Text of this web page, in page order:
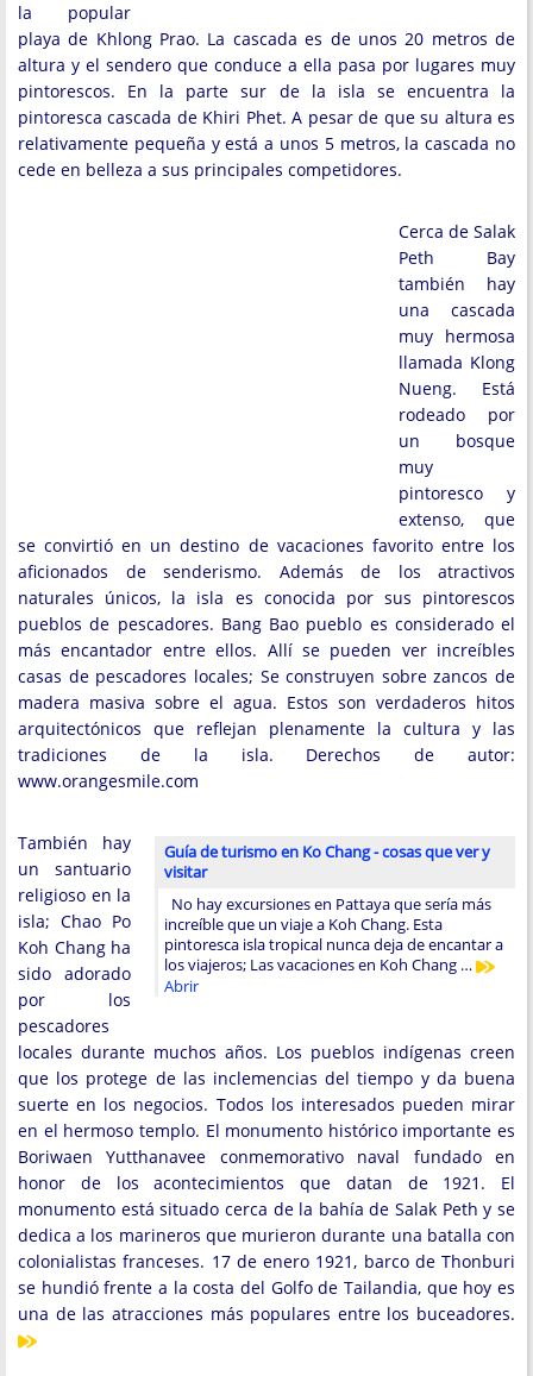
la popular
playa de Khlong Prao. La cascada es de unos 20 metros de
altura y el sendero que conduce a ella pasa por lugares muy
pintorescos. En la parte sur de la isla se encuentra la
pintoresca cascada de Khiri Phet. A pesar de que su altura es
relativamente pequeña y está a unos 5 metros, la cascada no
cede en belleza a sus principales competidores.
Cerca de Salak
Peth Bay
también hay
una cascada
muy hermosa
llamada Klong
Nueng. Está
rodeado por
un bosque
muy
pintoresco y
extenso, que
se convirtió en un destino de vacaciones favorito entre los
aficionados de senderismo. Además de los atractivos
naturales únicos, la isla es conocida por sus pintorescos
pueblos de pescadores. Bang Bao pueblo es considerado el
más encantador entre ellos. Allí se pueden ver increíbles
casas de pescadores locales; Se construyen sobre zancos de
madera masiva sobre el agua. Estos son verdaderos hitos
arquitectónicos que reflejan plenamente la cultura y las
tradiciones de la isla. Derechos de autor:
www.orangesmile.com
Guía de turismo en Ko Chang - cosas que ver y
visitar
No hay excursiones en Pattaya que sería más
increíble que un viaje a Koh Chang. Esta
pintoresca isla tropical nunca deja de encantar a
los viajeros; Las vacaciones en Koh Chang …
Abrir
También hay
un santuario
religioso en la
isla; Chao Po
Koh Chang ha
sido adorado
por los
pescadores
locales durante muchos años. Los pueblos indígenas creen
que los protege de las inclemencias del tiempo y da buena
suerte en los negocios. Todos los interesados ​​pueden mirar
en el hermoso templo. El monumento histórico importante es
Boriwaen Yutthanavee conmemorativo naval fundado en
honor de los acontecimientos que datan de 1921. El
monumento está situado cerca de la bahía de Salak Peth y se
dedica a los marineros que murieron durante una batalla con
colonialistas franceses. 17 de enero 1921, barco de Thonburi
se hundió frente a la costa del Golfo de Tailandia, que hoy es
una de las atracciones más populares entre los buceadores.